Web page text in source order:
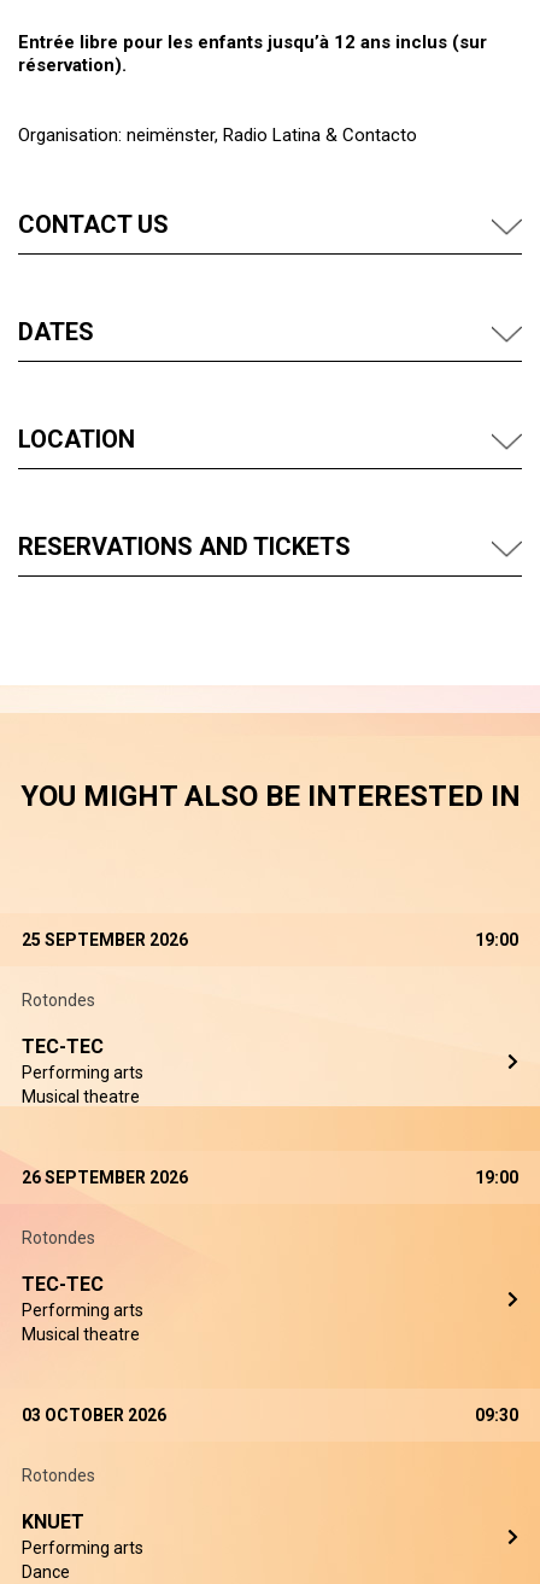
Entrée libre pour les enfants jusqu’à 12 ans inclus (sur
réservation).
Organisation: neimënster, Radio Latina & Contacto
CONTACT US
DATES
LOCATION
RESERVATIONS AND TICKETS
YOU MIGHT ALSO BE INTERESTED IN
25 SEPTEMBER 2026 19:00
Rotondes
TEC-TEC
Performing arts
Musical theatre
26 SEPTEMBER 2026 19:00
Rotondes
TEC-TEC
Performing arts
Musical theatre
03 OCTOBER 2026 09:30
Rotondes
KNUET
Performing arts
Dance